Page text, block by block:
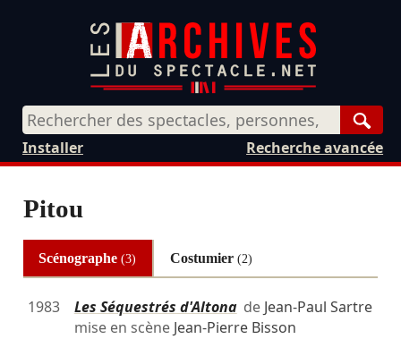
Recherche avancée
Installer
Pitou
Scénographe(3) Costumier (2)
1983 Les Séquestrés d'Altonade Jean-Paul Sartre
mise en scène Jean-Pierre Bisson